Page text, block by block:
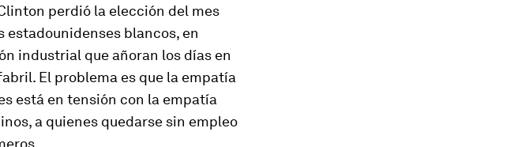
perdió la elección del mes
estadounidenses blancos, en
industrial que añoran los días en
El problema es que la empatía
está en tensión con la empatía
a quienes quedarse sin empleo